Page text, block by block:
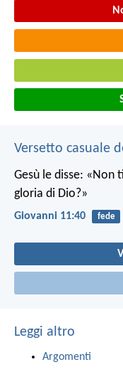
Versetto casuale
Gesù le disse: «Non
gloria di Dio?»
Giovanni 11:40 fede
Leggi altro
Argomenti